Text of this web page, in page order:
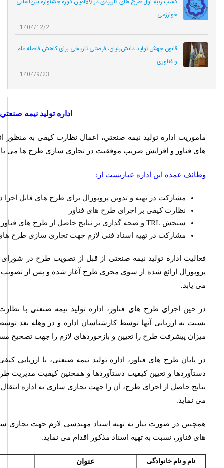
خوارزمی
1404/12/2
قانون جهش تولید دانش‌بنیان، فرصتی تاریخی برای کاهش فاصله علم
و فناوری
1404/9/23
اداره توليد نيمه صنعتي
ماموریت اداره توليد نيمه صنعتي، اعمال نظارت کیفی به
های فناور و افزایش ضریب موفقیت در تجاری سازی طرح ها می
وظائف عمده این اداره عبارتست از:
مشارکت در تهیه و تدوین پروپوزال برای طرح های قابل
نظارت کیفی بر اجرای طرح های فناور
سنجش TRL و صحه گذاری بر نتایج حاصل از طرح های فناور
مشارکت در تهیه اسناد فنی لازم جهت تجاری سازی طرح
فعالیت اداره تولید نیمه صنعتی از قبل از تصویب طرح در
پروپوزال ارائع شده از سوی مجری طرح آغاز شده و پس از تصویب
می یابد.
در حین اجرای طرح های فناور، اداره تولید نیمه صنعتی با
نسبت به ارزیابی آنها توسط کارشناسان اداره و در وهله بعد
میزان پیشرفت طرح را تعیین و بازخوردهای لازم را جهت تصحیح
در پایان طرح های فناور، اداره تولید نیمه صنعتی، با
دستآوردها و تعیین کیفیت دستآوردها و همچنین کیفیت مدیریت
نتایج حاصل از اجرای طرح، آن را جهت تجاری سازی به اداره
می نماید.
همچنین در صورت نیاز به تهیه اسناد مهندسی لازم جهت تجاری
های فناور، نسبت به تهیه اسناد مذکور اقدام می نماید.
نام و نام خانوادگی عنوان